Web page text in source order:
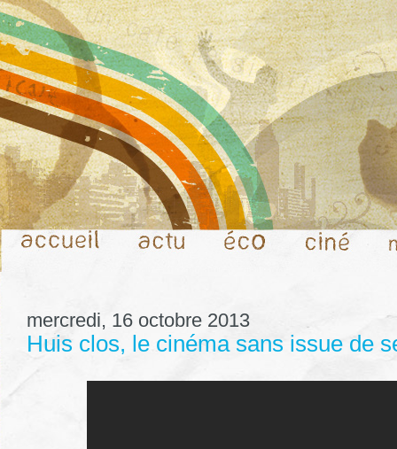
mercredi, 16 octobre 2013
Huis clos, le cinéma sans issue de